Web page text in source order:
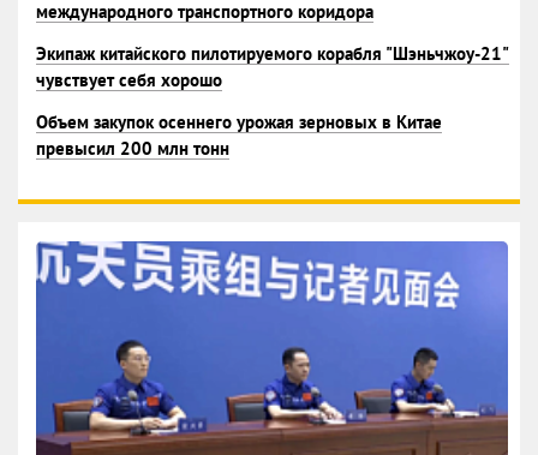
международного транспортного коридора
Экипаж китайского пилотируемого корабля "Шэньчжоу-21"
чувствует себя хорошо
Объем закупок осеннего урожая зерновых в Китае
превысил 200 млн тонн